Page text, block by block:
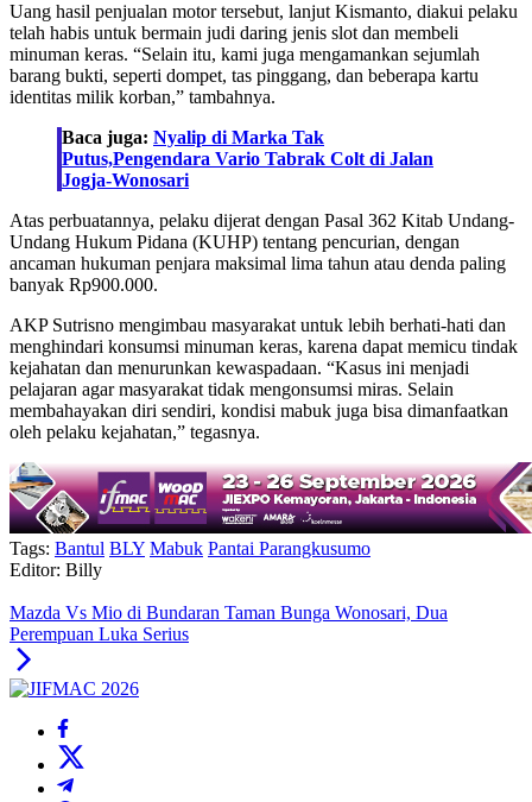
Uang hasil penjualan motor tersebut, lanjut Kismanto, diakui pelaku
telah habis untuk bermain judi daring jenis slot dan membeli
minuman keras. “Selain itu, kami juga mengamankan sejumlah
barang bukti, seperti dompet, tas pinggang, dan beberapa kartu
identitas milik korban,” tambahnya.
Baca juga: Nyalip di Marka Tak
Putus,Pengendara Vario Tabrak Colt di Jalan
Jogja-Wonosari
Atas perbuatannya, pelaku dijerat dengan Pasal 362 Kitab Undang-
Undang Hukum Pidana (KUHP) tentang pencurian, dengan
ancaman hukuman penjara maksimal lima tahun atau denda paling
banyak Rp900.000.
AKP Sutrisno mengimbau masyarakat untuk lebih berhati-hati dan
menghindari konsumsi minuman keras, karena dapat memicu tindak
kejahatan dan menurunkan kewaspadaan. “Kasus ini menjadi
pelajaran agar masyarakat tidak mengonsumsi miras. Selain
membahayakan diri sendiri, kondisi mabuk juga bisa dimanfaatkan
oleh pelaku kejahatan,” tegasnya.
Tags: Bantul BLY Mabuk Pantai Parangkusumo
Editor: Billy
Mazda Vs Mio di Bundaran Taman Bunga Wonosari, Dua
Perempuan Luka Serius